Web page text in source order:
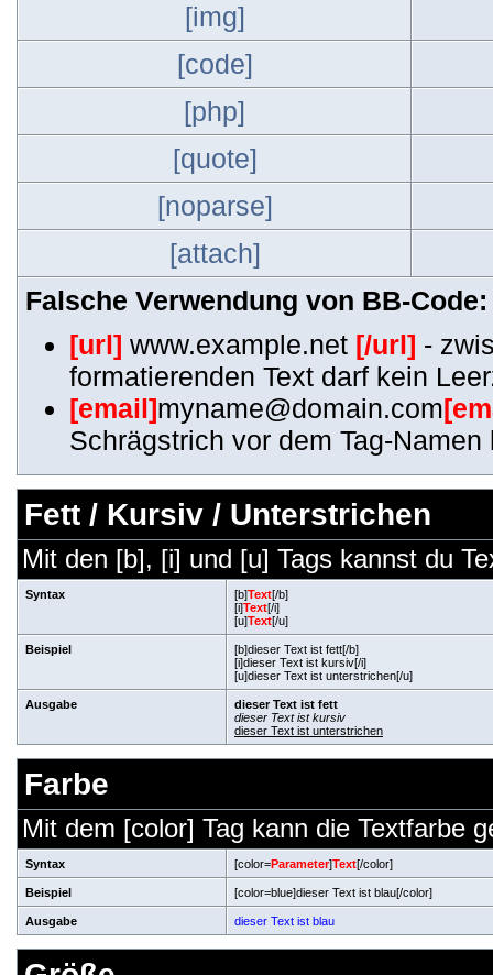
[img]
[code]
[php]
[quote]
[noparse]
[attach]
Falsche Verwendung von BB-Code:
[url] www.example.net [/url] -
formatierenden Text darf kein
[email]myname@domain.com
Schrägstrich vor dem Tag-Namen
Fett / Kursiv / Unterstrichen
Mit den [b], [i] und [u] Tags kannst du
Syntax [b]Text[/b]
[i]Text[/i]
[u]Text[/u]
Beispiel
[b]dieser Text ist fett[/b]
[i]dieser Text ist kursiv[/i]
[u]dieser Text ist unterstrichen[/u]
Ausgabe
dieser Text ist fett
dieser Text ist kursiv
dieser Text ist unterstrichen
Farbe
Mit dem [color] Tag kann die Textfarbe
Syntax [color=Parameter]Text[/color]
Beispiel [color=blue]dieser Text ist blau[/color]
Ausgabe dieser Text ist blau